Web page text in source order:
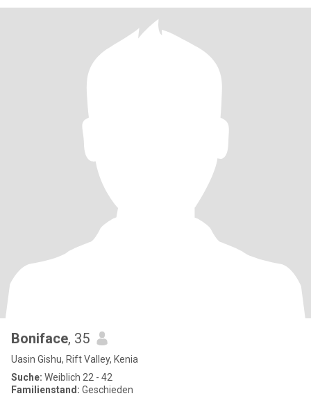
Boniface, 35
Uasin Gishu, Rift Valley, Kenia
Suche: Weiblich 22 - 42
Familienstand: Geschieden